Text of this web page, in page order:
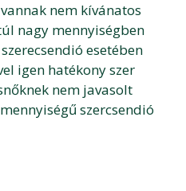
nem kívánatos
nagy mennyiségben
esetében
igen hatékony szer
nem javasolt
szercsendió